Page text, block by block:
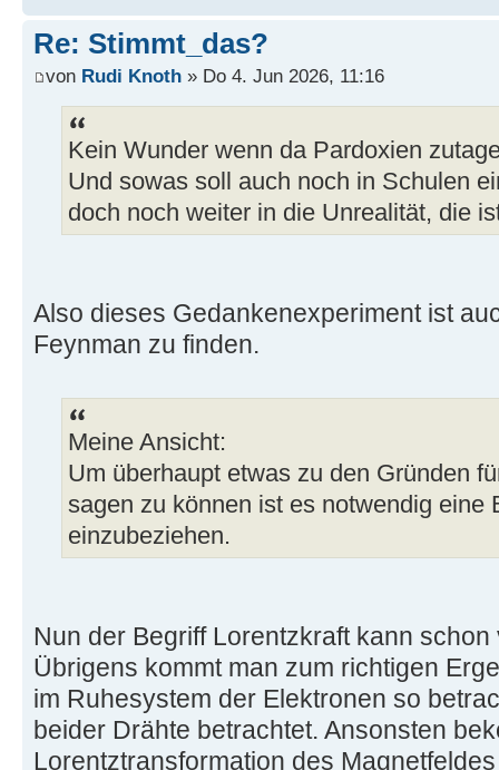
Re: Stimmt_das?
von Rudi Knoth » Do 4. Jun 2026, 11:16
Kein Wunder wenn da Pardoxien
Und sowas soll auch noch in Schulen
doch noch weiter in die Unrealität, die
Also dieses Gedankenexperiment ist
Feynman zu finden.
Meine Ansicht:
Um überhaupt etwas zu den Gründen
sagen zu können ist es notwendig eine
einzubeziehen.
Nun der Begriff Lorentzkraft kann
Übrigens kommt man zum richtigen
im Ruhesystem der Elektronen so
beider Drähte betrachtet. Ansonsten
Lorentztransformation des